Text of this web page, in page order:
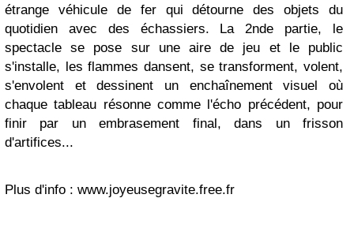
étrange véhicule de fer qui détourne des objets du
quotidien avec des échassiers. La 2nde partie, le
spectacle se pose sur une aire de jeu et le public
s'installe, les flammes dansent, se transforment, volent,
s'envolent et dessinent un enchaînement visuel où
chaque tableau résonne comme l'écho précédent, pour
finir par un embrasement final, dans un frisson
d'artifices...
Plus d'info : www.joyeusegravite.free.fr